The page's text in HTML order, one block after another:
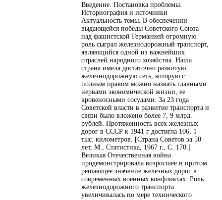
Введение. Постановка проблемы.
Историография и источники
Актуальность темы. В обеспечении
выдающейся победы Советского Союза
над фашистской Германией огромную
роль сыграл железнодорожный транспорт,
являющийся одной из важнейших
отраслей народного хозяйства. Наша
страна имела достаточно развитую
железнодорожную сеть, которую с
полным правом можно назвать главными
нервами экономической жизни, ее
кровеносными сосудами. За 23 года
Советской власти в развитие транспорта и
связи было вложено более 7, 9 млрд.
рублей. Протяженность всех железных
дорог в СССР к 1941 г достигла 106, 1
тыс. километров. [Страна Советов за 50
лет, М., Статистика, 1967 г., С. 170.]
Великая Отечественная война
продемонстрировала возросшее и притом
решающее значение железных дорог в
современных военных конфликтах. Роль
железнодорожного транспорта
увеличивалась по мере технического